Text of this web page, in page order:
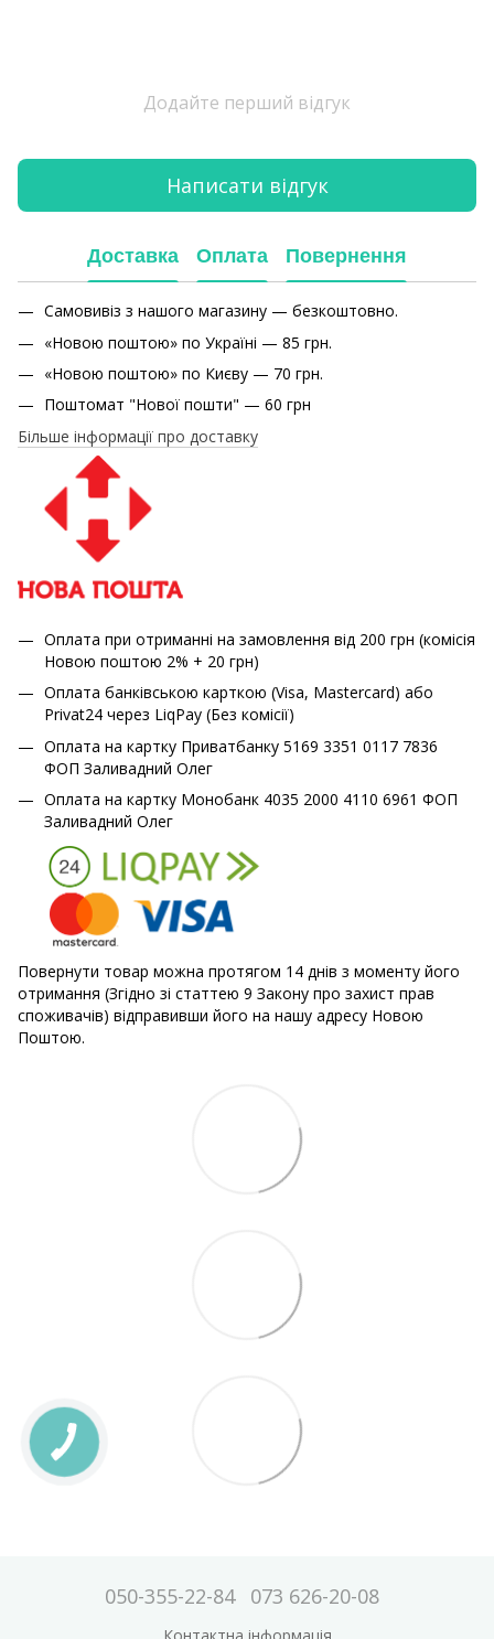
Додайте перший відгук
Написати відгук
Доставка Оплата Повернення
Самовивіз з нашого магазину — безкоштовно.
«Новою поштою» по Україні — 85 грн.
«Новою поштою» по Києву — 70 грн.
Поштомат "Нової пошти" — 60 грн
Більше інформації про доставку
Оплата при отриманні на замовлення від 200 грн (комісія
Новою поштою 2% + 20 грн)
Оплата банківською карткою (Visa, Mastercard) або
Privat24 через LiqPay (Без комісії)
Оплата на картку Приватбанку 5169 3351 0117 7836
ФОП Заливадний Олег
Оплата на картку Монобанк 4035 2000 4110 6961 ФОП
Заливадний Олег
Повернути товар можна протягом 14 днів з моменту його
отримання (Згідно зі статтею 9 Закону про захист прав
споживачів) відправивши його на нашу адресу Новою
Поштою.
050-355-22-84 073 626-20-08